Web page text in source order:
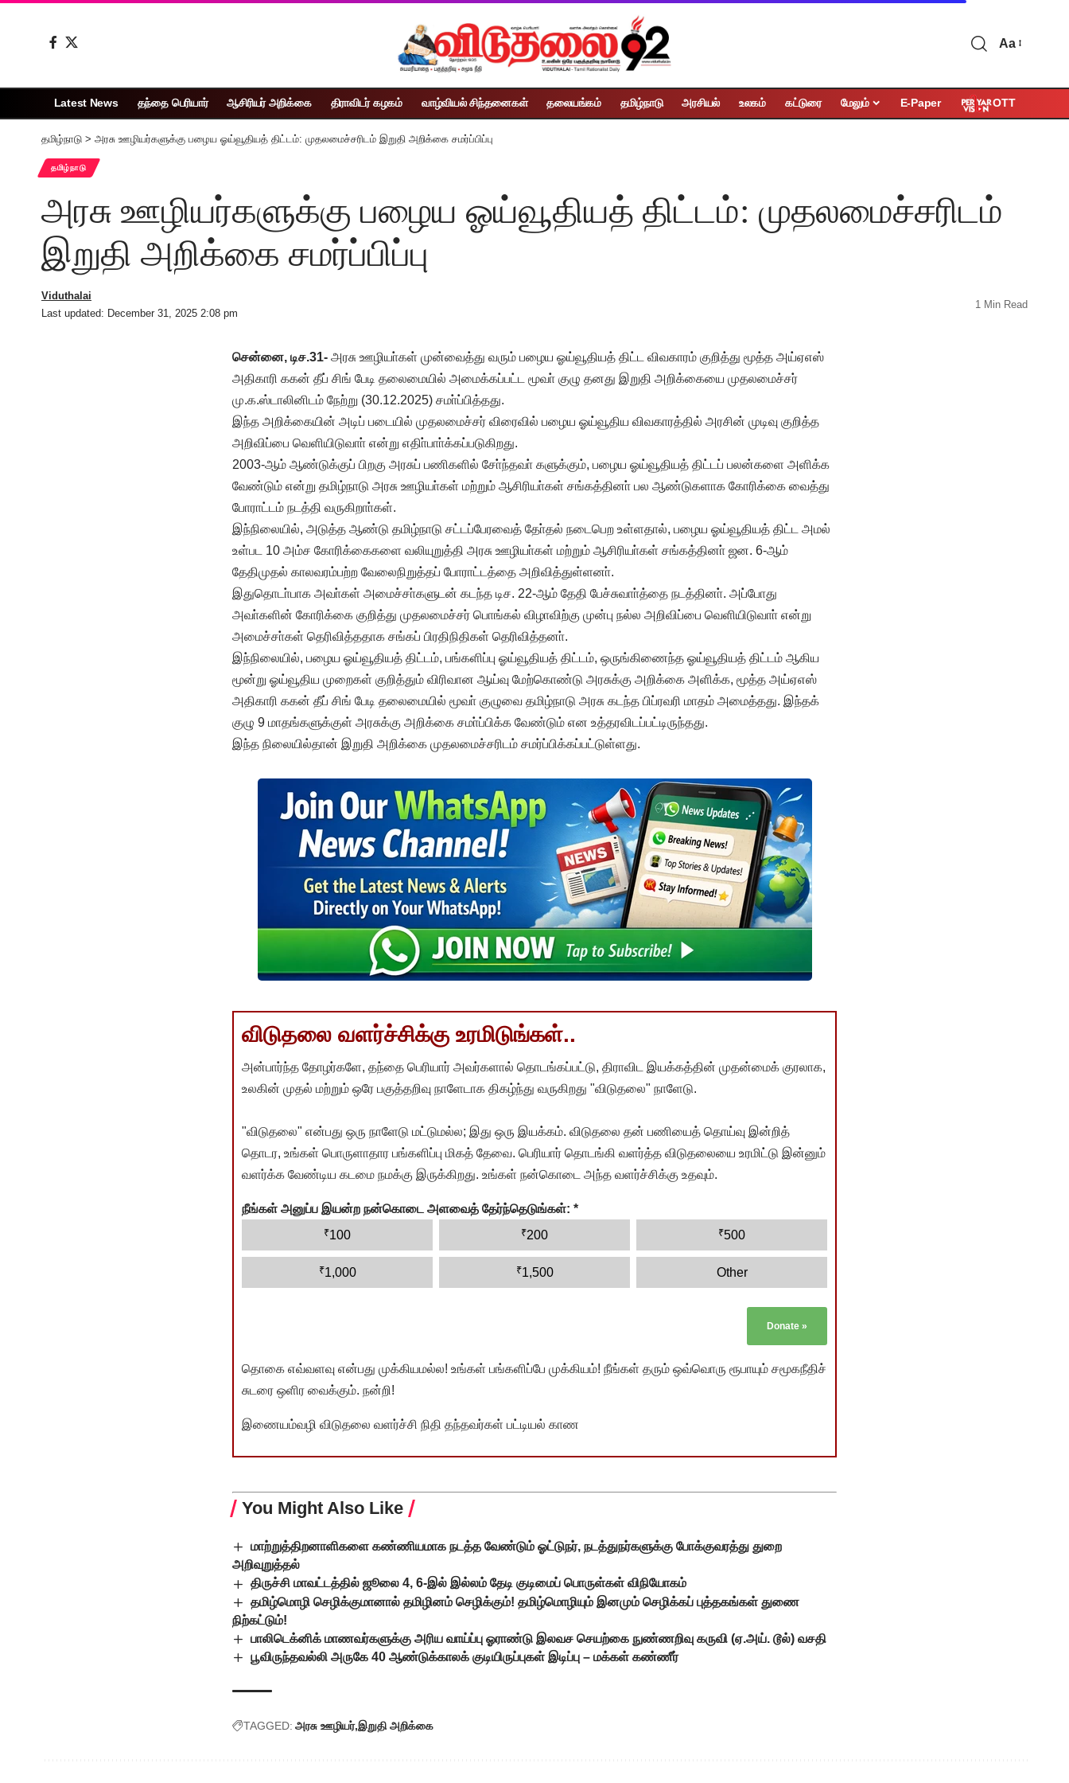
Aa
Latest News தந்தை பெரியார் ஆசிரியர் அறிக்கை திராவிடர் கழகம் வாழ்வியல் சிந்தனைகள் தலையங்கம் தமிழ்நாடு அரசியல் உலகம் கட்டுரை மேலும் E-Paper OTT
தமிழ்நாடு > அரசு ஊழியர்களுக்கு பழைய ஓய்வூதியத் திட்டம்: முதலமைச்சரிடம் இறுதி அறிக்கை சமர்ப்பிப்பு
தமிழ்நாடு
அரசு ஊழியர்களுக்கு பழைய ஓய்வூதியத் திட்டம்: முதலமைச்சரிடம்
இறுதி அறிக்கை சமர்ப்பிப்பு
Last updated: December 31, 2025 2:08 pm
Viduthalai
1 Min Read
சென்னை, டிச.31- அரசு ஊழியா்கள் முன்வைத்து வரும் பழைய ஓய்வூதியத் திட்ட விவகாரம் குறித்து மூத்த அய்ஏஎஸ்
அதிகாரி ககன் தீப் சிங் பேடி தலைமையில் அமைக்கப்பட்ட மூவா் குழு தனது இறுதி அறிக்கையை முதலமைச்சர்
மு.க.ஸ்டாலினிடம் நேற்று (30.12.2025) சமா்ப்பித்தது.
இந்த அறிக்கையின் அடிப் படையில் முதலமைச்சர் விரைவில் பழைய ஓய்வூதிய விவகாரத்தில் அரசின் முடிவு குறித்த
அறிவிப்பை வெளியிடுவாா் என்று எதிா்பாா்க்கப்படுகிறது.
2003-ஆம் ஆண்டுக்குப் பிறகு அரசுப் பணிகளில் சோ்ந்தவா் களுக்கும், பழைய ஓய்வூதியத் திட்டப் பலன்களை அளிக்க
வேண்டும் என்று தமிழ்நாடு அரசு ஊழியா்கள் மற்றும் ஆசிரியா்கள் சங்கத்தினா் பல ஆண்டுகளாக கோரிக்கை வைத்து
போராட்டம் நடத்தி வருகிறாா்கள்.
இந்நிலையில், அடுத்த ஆண்டு தமிழ்நாடு சட்டப்பேரவைத் தோ்தல் நடைபெற உள்ளதால், பழைய ஓய்வூதியத் திட்ட அமல்
உள்பட 10 அம்ச கோரிக்கைகளை வலியுறுத்தி அரசு ஊழியா்கள் மற்றும் ஆசிரியா்கள் சங்கத்தினா் ஜன. 6-ஆம்
தேதிமுதல் காலவரம்பற்ற வேலைநிறுத்தப் போராட்டத்தை அறிவித்துள்ளனா்.
இதுதொடா்பாக அவா்கள் அமைச்சா்களுடன் கடந்த டிச. 22-ஆம் தேதி பேச்சுவாா்த்தை நடத்தினா். அப்போது
அவா்களின் கோரிக்கை குறித்து முதலமைச்சர் பொங்கல் விழாவிற்கு முன்பு நல்ல அறிவிப்பை வெளியிடுவாா் என்று
அமைச்சா்கள் தெரிவித்ததாக சங்கப் பிரதிநிதிகள் தெரிவித்தனா்.
இந்நிலையில், பழைய ஓய்வூதியத் திட்டம், பங்களிப்பு ஓய்வூதியத் திட்டம், ஒருங்கிணைந்த ஓய்வூதியத் திட்டம் ஆகிய
மூன்று ஓய்வூதிய முறைகள் குறித்தும் விரிவான ஆய்வு மேற்கொண்டு அரசுக்கு அறிக்கை அளிக்க, மூத்த அய்ஏஎஸ்
அதிகாரி ககன் தீப் சிங் பேடி தலைமையில் மூவா் குழுவை தமிழ்நாடு அரசு கடந்த பிப்ரவரி மாதம் அமைத்தது. இந்தக்
குழு 9 மாதங்களுக்குள் அரசுக்கு அறிக்கை சமா்ப்பிக்க வேண்டும் என உத்தரவிடப்பட்டிருந்தது.
இந்த நிலையில்தான் இறுதி அறிக்கை முதலமைச்சரிடம் சமர்ப்பிக்கப்பட்டுள்ளது.
விடுதலை வளர்ச்சிக்கு உரமிடுங்கள்..
அன்பார்ந்த தோழர்களே, தந்தை பெரியார் அவர்களால் தொடங்கப்பட்டு, திராவிட இயக்கத்தின் முதன்மைக் குரலாக,
உலகின் முதல் மற்றும் ஒரே பகுத்தறிவு நாளேடாக திகழ்ந்து வருகிறது "விடுதலை" நாளேடு.
"விடுதலை" என்பது ஒரு நாளேடு மட்டுமல்ல; இது ஒரு இயக்கம். விடுதலை தன் பணியைத் தொய்வு இன்றித்
தொடர, உங்கள் பொருளாதார பங்களிப்பு மிகத் தேவை. பெரியார் தொடங்கி வளர்த்த விடுதலையை உரமிட்டு இன்னும்
வளர்க்க வேண்டிய கடமை நமக்கு இருக்கிறது. உங்கள் நன்கொடை அந்த வளர்ச்சிக்கு உதவும்.
நீங்கள் அனுப்ப இயன்ற நன்கொடை அளவைத் தேர்ந்தெடுங்கள்: *
₹100 ₹200 ₹500
₹1,000 ₹1,500 Other
Donate »
தொகை எவ்வளவு என்பது முக்கியமல்ல! உங்கள் பங்களிப்பே முக்கியம்! நீங்கள் தரும் ஒவ்வொரு ரூபாயும் சமூகநீதிச்
சுடரை ஒளிர வைக்கும். நன்றி!
இணையம்வழி விடுதலை வளர்ச்சி நிதி தந்தவர்கள் பட்டியல் காண
You Might Also Like
மாற்றுத்திறனாளிகளை கண்ணியமாக நடத்த வேண்டும் ஓட்டுநர், நடத்துநர்களுக்கு போக்குவரத்து துறை
அறிவுறுத்தல்
திருச்சி மாவட்டத்தில் ஜூலை 4, 6-இல் இல்லம் தேடி குடிமைப் பொருள்கள் விநியோகம்
தமிழ்மொழி செழிக்குமானால் தமிழினம் செழிக்கும்! தமிழ்மொழியும் இனமும் செழிக்கப் புத்தகங்கள் துணை
நிற்கட்டும்!
பாலிடெக்னிக் மாணவர்களுக்கு அரிய வாய்ப்பு ஓராண்டு இலவச செயற்கை நுண்ணறிவு கருவி (ஏ.அய். டூல்) வசதி
பூவிருந்தவல்லி அருகே 40 ஆண்டுக்காலக் குடியிருப்புகள் இடிப்பு – மக்கள் கண்ணீர்
TAGGED: அரசு ஊழியர் இறுதி அறிக்கை